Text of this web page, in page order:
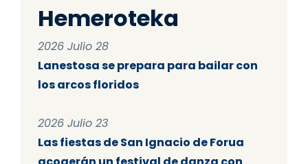
Hemeroteka
2026 Julio 28
Lanestosa se prepara para bailar con
los arcos floridos
2026 Julio 23
Las fiestas de San Ignacio de Forua